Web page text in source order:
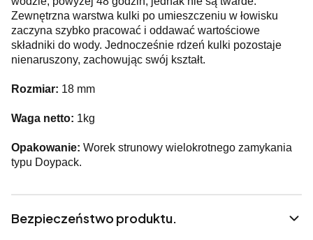
Zewnętrzna warstwa kulki po umieszczeniu w łowisku
zaczyna szybko pracować i oddawać wartościowe
składniki do wody. Jednocześnie rdzeń kulki pozostaje
nienaruszony, zachowując swój kształt.
Rozmiar: 18 mm
Waga netto: 1kg
Opakowanie: Worek strunowy wielokrotnego zamykania
typu Doypack.
Bezpieczeństwo produktu.